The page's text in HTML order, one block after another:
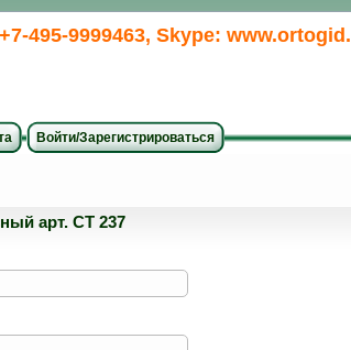
495-9999463, Skype:
Войти/Зарегистрироваться
арт. СТ 237